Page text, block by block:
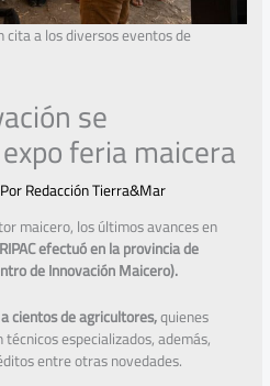
a los diversos eventos de
se
feria maicera
Redacción Tierra&Mar
maicero, los últimos avances en
efectuó en la provincia de
de Innovación Maicero).
cientos de agricultores,quienes
especializados, además,
entre otras novedades.